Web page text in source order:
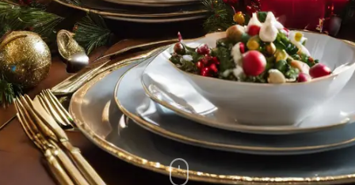
Olsen
september 10, 2024